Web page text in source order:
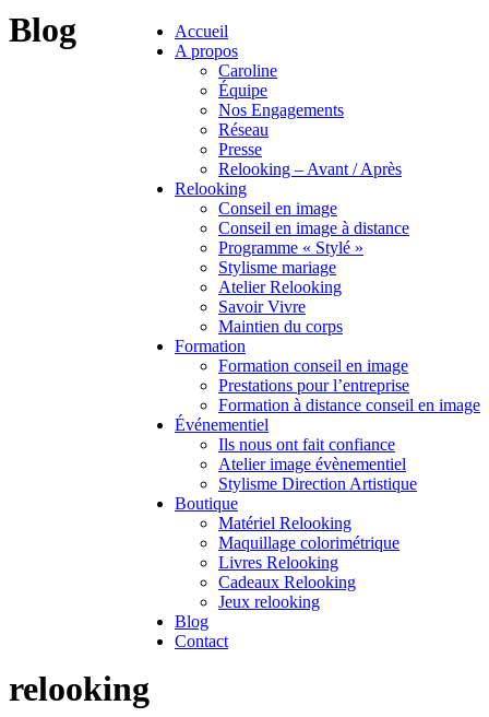
Accueil
A propos
Caroline
Équipe
Nos Engagements
Réseau
Presse
Relooking – Avant / Après
Relooking
Conseil en image
Conseil en image à distance
Programme « Stylé »
Stylisme mariage
Atelier Relooking
Savoir Vivre
Maintien du corps
Formation
Formation conseil en image
Prestations pour l’entreprise
Formation à distance conseil en image
Événementiel
Ils nous ont fait confiance
Atelier image évènementiel
Stylisme Direction Artistique
Boutique
Matériel Relooking
Maquillage colorimétrique
Livres Relooking
Cadeaux Relooking
Jeux relooking
Blog
Contact
Blog
relooking